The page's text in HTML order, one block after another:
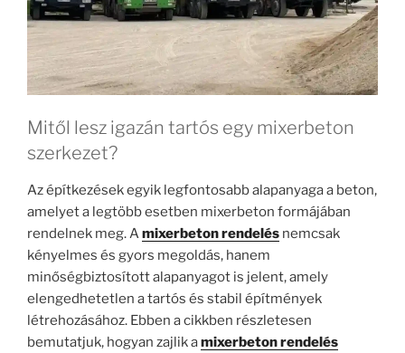
Mitől lesz igazán tartós egy mixerbeton
szerkezet?
Az építkezések egyik legfontosabb alapanyaga a beton,
amelyet a legtöbb esetben mixerbeton formájában
rendelnek meg. Amixerbeton rendelés nemcsak
kényelmes és gyors megoldás, hanem
minőségbiztosított alapanyagot is jelent, amely
elengedhetetlen a tartós és stabil építmények
létrehozásához. Ebben a cikkben részletesen
bemutatjuk, hogyan zajlik amixerbeton rendelés